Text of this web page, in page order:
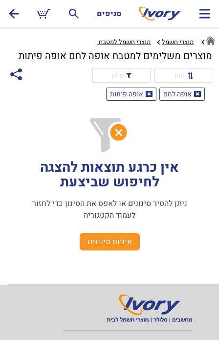
סניפים
מוצרי חשמל מוצרי חשמל למטבח ‏
מוצרים משלימים למטבח אופה לחם אופה פיתות
מיון
סינון
אופה לחם
אופה פיתות
אין כרגע תוצאות להצגה
לחיפוש שביצעת
ניתן להסיר סינונים או לאפס את הסינון כדי לחזור
לעמוד הקטגוריה
איפוס סינונים